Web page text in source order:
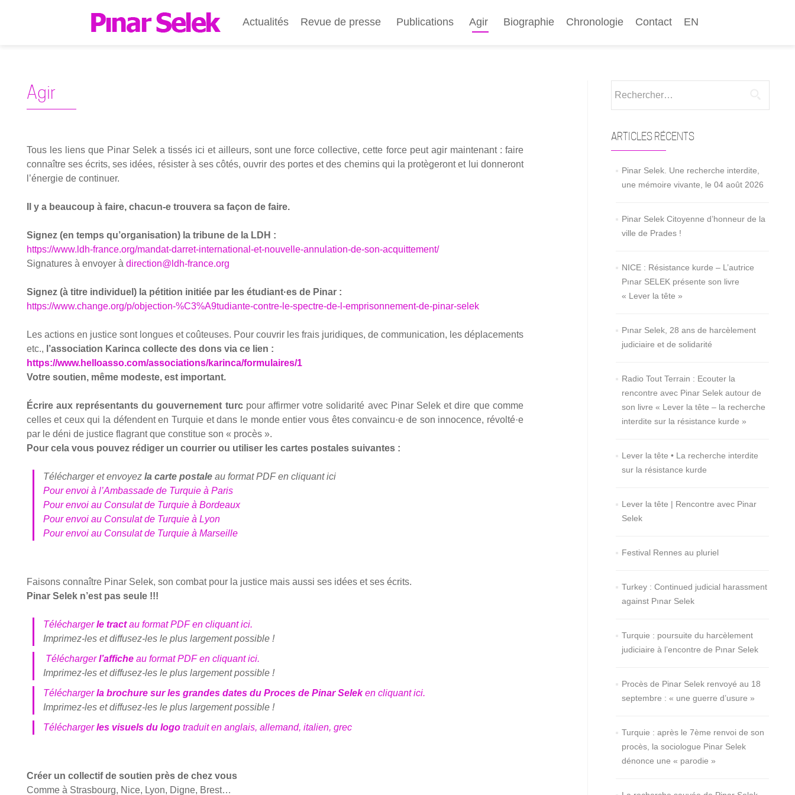
au
contenu
Actualités Revue de presse Publications Agir Biographie Chronologie Contact EN
Agir
Tous les liens que Pinar Selek a tis­sés ici et ailleurs, sont une force col­lec­tive, cette force peut agir main­te­nant : faire
connaître ses écrits, ses idées, résis­ter à ses côtés, ouvrir des portes et des che­mins qui la pro­tè­ge­ront et lui don­ne­ront
l’énergie de conti­nuer.
Il y a beau­coup à faire, chacun‑e trou­ve­ra sa façon de faire.
Signez (en temps qu’or­ga­ni­sa­tion) la tri­bune de la LDH :
https://www.ldh-france.org/mandat-darret-international-et-nouvelle-annulation-de-son-acquittement/
Signa­tures à envoyer à direction@ldh-france.org
Signez (à titre indi­vi­duel) la péti­tion ini­tiée par les étudiant·es de Pinar :
https://www.change.org/p/objection-%C3%A9tudiante-contre-le-spectre-de-l-emprisonnement-de-pinar-selek
Les actions en jus­tice sont longues et coû­teuses. Pour cou­vrir les frais juri­diques, de com­mu­ni­ca­tion, les dépla­ce­ments
etc., l’association Karin­ca col­lecte des dons via ce lien :
https://www.helloasso.com/associations/karinca/formulaires/1
Votre sou­tien, même modeste, est impor­tant.
Écrire aux repré­sen­tants du gou­ver­ne­ment turc pour affir­mer votre soli­da­ri­té avec Pinar Selek et dire que comme
celles et ceux qui la défendent en Tur­quie et dans le monde entier vous êtes convaincu·e de son inno­cence, révolté·e
par le déni de jus­tice fla­grant que consti­tue son « pro­cès ».
Pour cela vous pou­vez rédi­ger un cour­rier ou uti­li­ser les cartes pos­tales sui­vantes :
Télé­char­ger et envoyez la carte pos­taleau for­mat PDF en cli­quant ici
Pour envoi à l’Am­bas­sade de Tur­quie à Paris
Pour envoi au Consu­lat de Tur­quie à Bor­deaux
Pour envoi au Consu­lat de Tur­quie à Lyon
Pour envoi au Consu­lat de Tur­quie à Mar­seille
Fai­sons connaître Pinar Selek, son com­bat pour la jus­tice mais aus­si ses idées et ses écrits.
Pinar Selek n’est pas seule !!!
Télé­char­gerle tractau for­mat PDF en cli­quant ici.
Impri­mez-les et dif­fu­sez-les le plus lar­ge­ment pos­sible !
Télé­char­gerl’affiche au for­mat PDF en cli­quant ici.
Impri­mez-les et dif­fu­sez-les le plus lar­ge­ment pos­sible !
Télé­char­gerla bro­chure sur les grandes dates du Proces de Pinar Seleken cli­quant ici.
Impri­mez-les et dif­fu­sez-les le plus lar­ge­ment pos­sible !
Télé­char­gerles visuels du logotra­duit en anglais, alle­mand, ita­lien, grec
Créer un col­lec­tif de sou­tien près de chez vous
Comme à Stras­bourg, Nice, Lyon, Digne, Brest…
ARTICLES RÉCENTS
Pinar Selek. Une recherche interdite,
une mémoire vivante, le 04 août 2026
Pinar Selek Citoyenne d’honneur de la
ville de Prades !
NICE : Résistance kurde – L’autrice
Pınar SELEK présente son livre
« Lever la tête »
Pınar Selek, 28 ans de harcèlement
judiciaire et de solidarité
Radio Tout Terrain : Ecouter la
rencontre avec Pinar Selek autour de
son livre « Lever la tête – la recherche
interdite sur la résistance kurde »
Lever la tête • La recherche interdite
sur la résistance kurde
Lever la tête | Rencontre avec Pinar
Selek
Festival Rennes au pluriel
Turkey : Continued judicial harassment
against Pınar Selek
Turquie : poursuite du harcèlement
judiciaire à l’encontre de Pınar Selek
Procès de Pinar Selek renvoyé au 18
septembre : « une guerre d’usure »
Turquie : après le 7ème renvoi de son
procès, la sociologue Pinar Selek
dénonce une « parodie »